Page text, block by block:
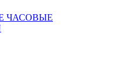
ЧАСОВЫЕ